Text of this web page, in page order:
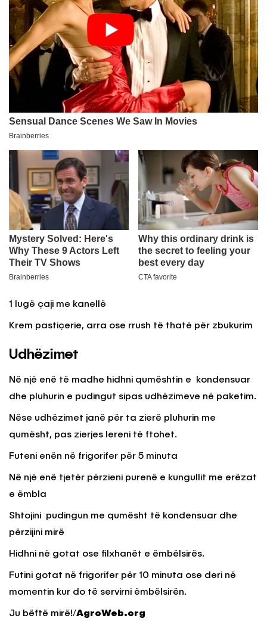
1 lugë çaji me kanellë
Krem pastiçerie, arra ose rrush të thatë për zbukurim
Udhëzimet
Në një enë të madhe hidhni qumështin e kondensuar
dhe pluhurin e pudingut sipas udhëzimeve në paketim.
Nëse udhëzimet janë për ta zierë pluhurin me
qumësht, pas zierjes lereni të ftohet.
Futeni enën në frigorifer për 5 minuta
Në një enë tjetër përzieni purenë e kungullit me erëzat
e ëmbla
Shtojini pudingun me qumësht të kondensuar dhe
përzijini mirë
Hidhni në gotat ose filxhanët e ëmbëlsirës.
Futini gotat në frigorifer për 10 minuta ose deri në
momentin kur do të servirni ëmbëlsirën.
Ju bëftë mirë!/AgroWeb.org